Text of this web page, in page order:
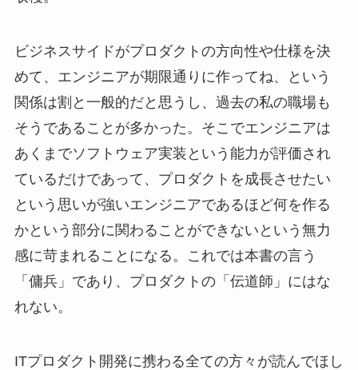
ビジネスサイドがプロダクトの方向性や仕様を決
めて、エンジニアが期限通りに作ってね、という
関係は割と一般的だと思うし、過去の私の職場も
そうであることが多かった。そこでエンジニアは
あくまでソフトウェア実装という能力が評価され
ているだけであって、プロダクトを成長させたい
という思いが強いエンジニアであるほど何を作る
かという部分に関わることができないという無力
感に苛まれることになる。これでは本書の言う
「傭兵」であり、プロダクトの「伝道師」にはな
れない。
ITプロダクト開発に携わる全ての方々が読んでほし